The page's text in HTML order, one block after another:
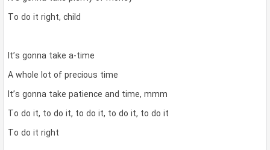
To do it right, child
It’s gonna take a-time
A whole lot of precious time
It’s gonna take patience and time, mmm
To do it, to do it, to do it, to do it, to do it
To do it right